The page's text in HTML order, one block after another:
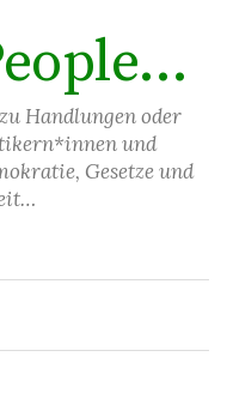
Handlungen oder
und
Gesetze und
Suchen